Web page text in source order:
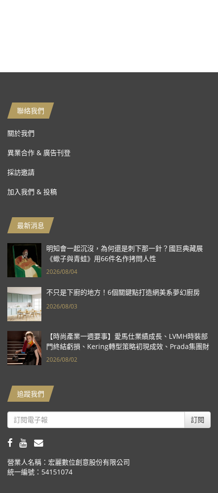
聯絡我們
關於我們
異業合作 & 廣告刊登
採訪邀請
加入我們 & 投稿
最新消息
明知會一起沉沒，為何還是刺下那一針？國巨典藏展
《蠍子與青蛙》用66件名作拷問人性
2026/08/04
不只是下廚的地方！6個關鍵點打造網美系夢幻廚房
2026/08/03
【時尚產業一週要事】愛馬仕業績成長、LVMH時裝部
門終結虧損、Kering轉型策略初現成效、Prada集團財
報亮眼
2026/08/02
追蹤我們
訂閱
營業人名稱：宏麗數位創意股份有限公司
統一編號：54151074